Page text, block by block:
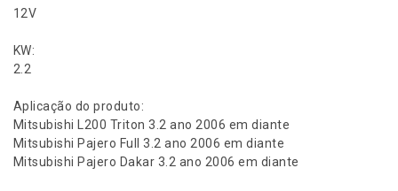
12V
KW:
2.2
Aplicação do produto:
Mitsubishi L200 Triton 3.2 ano 2006 em diante
Mitsubishi Pajero Full 3.2 ano 2006 em diante
Mitsubishi Pajero Dakar 3.2 ano 2006 em diante